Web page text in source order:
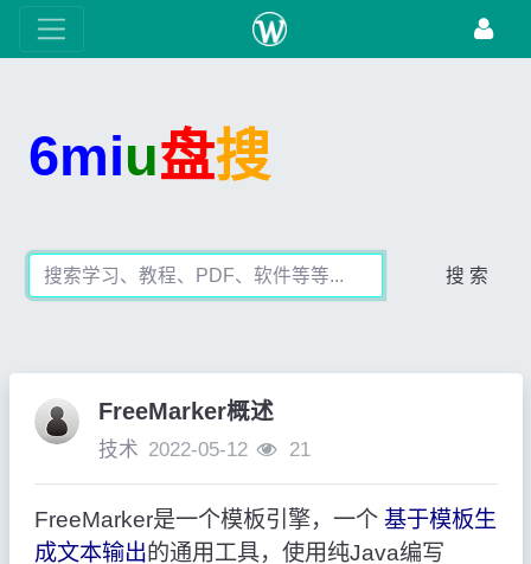
6miu盘搜
搜 索
FreeMarker概述
技术 2022-05-12 21
FreeMarker是一个模板引擎，一个 基于模板生
成文本输出的通用工具，使用纯Java编写